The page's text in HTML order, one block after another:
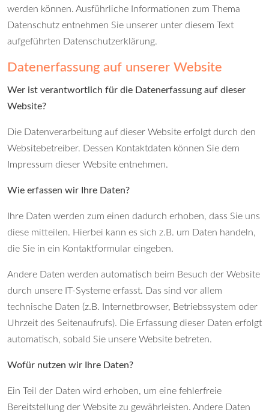
werden können. Ausführliche Informationen zum Thema
Datenschutz entnehmen Sie unserer unter diesem Text
aufgeführten Datenschutzerklärung.
Datenerfassung auf unserer Website
Wer ist verantwortlich für die Datenerfassung auf dieser
Website?
Die Datenverarbeitung auf dieser Website erfolgt durch den
Websitebetreiber. Dessen Kontaktdaten können Sie dem
Impressum dieser Website entnehmen.
Wie erfassen wir Ihre Daten?
Ihre Daten werden zum einen dadurch erhoben, dass Sie uns
diese mitteilen. Hierbei kann es sich z.B. um Daten handeln,
die Sie in ein Kontaktformular eingeben.
Andere Daten werden automatisch beim Besuch der Website
durch unsere IT-Systeme erfasst. Das sind vor allem
technische Daten (z.B. Internetbrowser, Betriebssystem oder
Uhrzeit des Seitenaufrufs). Die Erfassung dieser Daten erfolgt
automatisch, sobald Sie unsere Website betreten.
Wofür nutzen wir Ihre Daten?
Ein Teil der Daten wird erhoben, um eine fehlerfreie
Bereitstellung der Website zu gewährleisten. Andere Daten